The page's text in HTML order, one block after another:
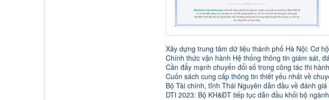
Xây dựng trung tâm dữ liệu thành phố Hà Nội: Cơ
Chính thức vận hành Hệ thống thông tin giám sát,
Cần đẩy mạnh chuyển đổi số trong công tác thi
Cuốn sách cung cấp thông tin thiết yếu nhất về
Bộ Tài chính, tỉnh Thái Nguyên dẫn đầu về đánh
DTI 2023: Bộ KH&ĐT tiếp tục dẫn đầu khối bộ